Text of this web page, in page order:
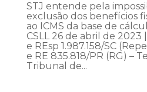
STJ entende pela
exclusão dos benefícios
ao ICMS da base de
CSLL 26 de abril de 2023 |
e REsp 1.987.158/SC
e RE 835.818/PR (RG) –
Tribunal de...